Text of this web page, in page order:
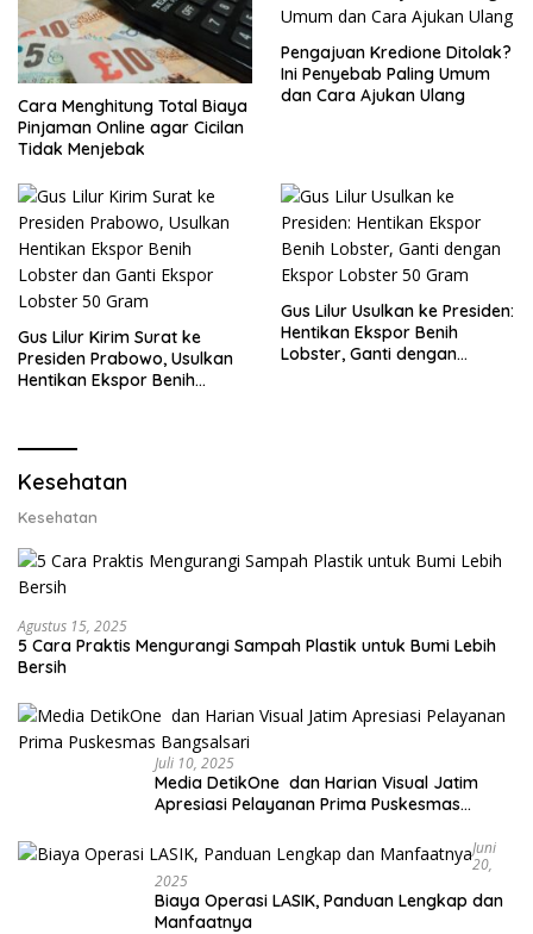
Cara Menghitung Total Biaya
Pinjaman Online agar Cicilan
Tidak Menjebak
Pengajuan Kredione Ditolak?
Ini Penyebab Paling Umum
dan Cara Ajukan Ulang
Gus Lilur Kirim Surat ke
Presiden Prabowo, Usulkan
Hentikan Ekspor Benih
Gus Lilur Usulkan ke Presiden:
Hentikan Ekspor Benih
Lobster, Ganti dengan
Kesehatan
Kesehatan
Agustus 15, 2025
5 Cara Praktis Mengurangi Sampah Plastik untuk Bumi Lebih
Bersih
Juli 10, 2025
Media DetikOne dan Harian Visual Jatim
Apresiasi Pelayanan Prima Puskesmas
Juni
20,
2025
Biaya Operasi LASIK, Panduan Lengkap dan
Manfaatnya